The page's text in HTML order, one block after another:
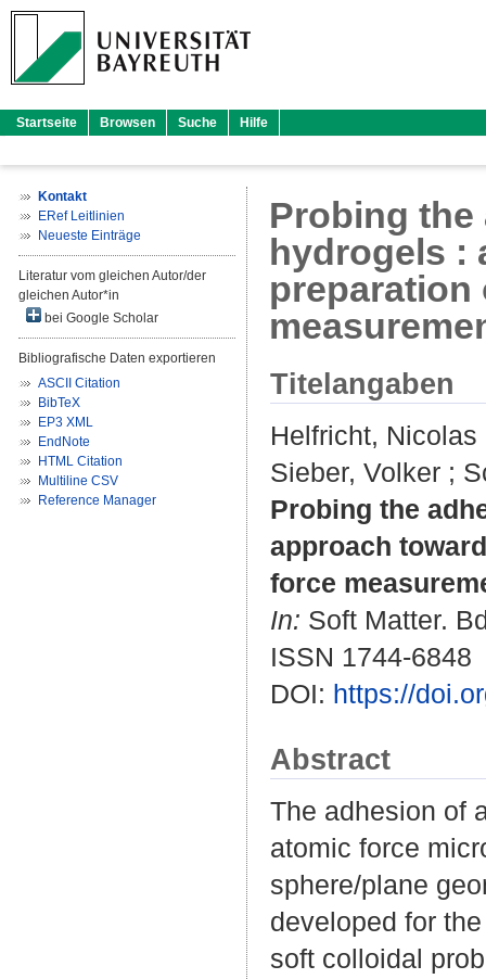
Startseite Browsen Suche Hilfe
Kontakt
ERef Leitlinien
Neueste Einträge
Literatur vom gleichen Autor/der
gleichen Autor*in
bei Google Scholar
Bibliografische Daten exportieren
ASCII Citation
BibTeX
EP3 XML
EndNote
HTML Citation
Multiline CSV
Reference Manager
Probing
hydrogels :
Titelangaben
Helfricht, Nicolas
Sieber, Volker ;
Probing the
approach
force
In: Soft Matter.
ISSN 1744-6848
DOI: https://
Abstract
The adhesion of
atomic force
sphere/plane
developed for
soft colloidal